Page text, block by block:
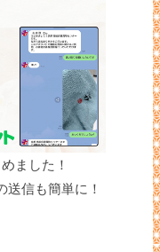
ました！
送信も簡単に！